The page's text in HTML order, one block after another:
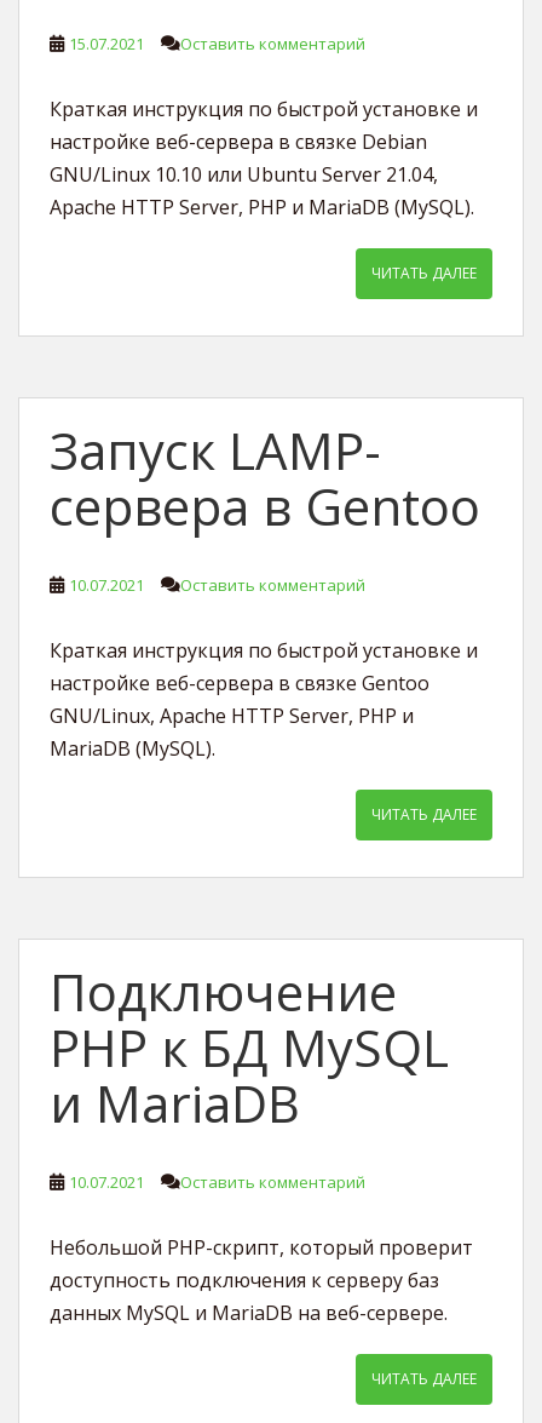
15.07.2021 Оставить комментарий
Краткая инструкция по быстрой установке и
настройке веб-сервера в связке Debian
GNU/Linux 10.10 или Ubuntu Server 21.04,
Apache HTTP Server, PHP и MariaDB (MySQL).
ЧИТАТЬ ДАЛЕЕ
Запуск LAMP-
сервера в Gentoo
10.07.2021 Оставить комментарий
Краткая инструкция по быстрой установке и
настройке веб-сервера в связке Gentoo
GNU/Linux, Apache HTTP Server, PHP и
MariaDB (MySQL).
ЧИТАТЬ ДАЛЕЕ
Подключение
PHP к БД MySQL
и MariaDB
10.07.2021 Оставить комментарий
Небольшой PHP-скрипт, который проверит
доступность подключения к серверу баз
данных MySQL и MariaDB на веб-сервере.
ЧИТАТЬ ДАЛЕЕ